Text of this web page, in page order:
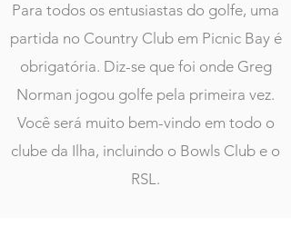
Para todos os entusiastas do golfe, uma
partida no Country Club em Picnic Bay é
obrigatória. Diz-se que foi onde Greg
Norman jogou golfe pela primeira vez.
Você será muito bem-vindo em todo o
clube da Ilha, incluindo o Bowls Club e o
RSL.